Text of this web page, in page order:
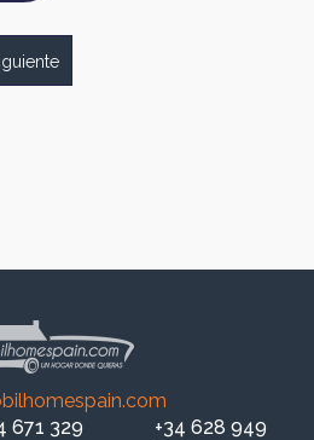
671 329
+34 628 949